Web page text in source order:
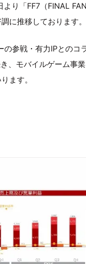
より「FF7（FINAL
に推移しております。
参戦・有力IPとのコ
、モバイルゲーム事
ます。